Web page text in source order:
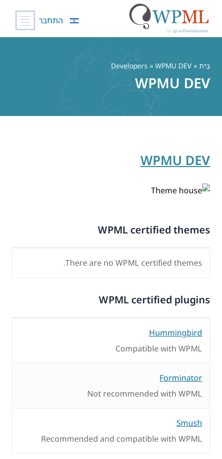
התחבר
בַּיִת » Developers » WPMU DEV
WPMU DEV
WPMU DEV
WPML certified themes
There are no WPML certified themes.
WPML certified plugins
Hummingbird
Compatible with WPML
Forminator
Not recommended with WPML
Smush
Recommended and compatible with WPML